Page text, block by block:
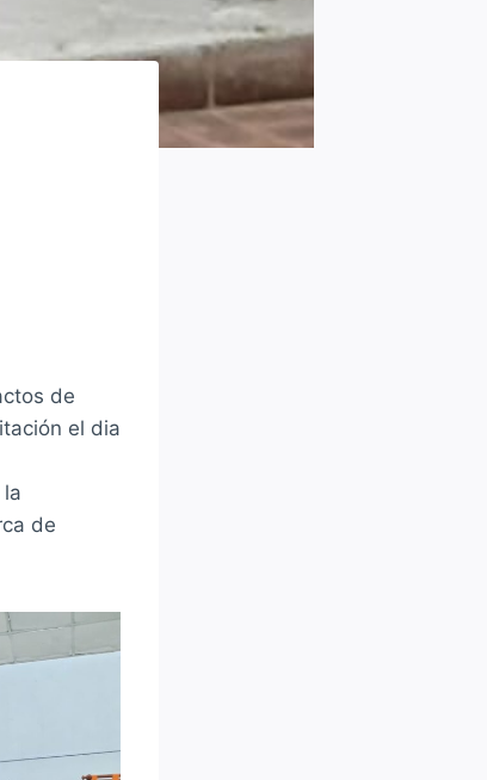
de
el dia
de